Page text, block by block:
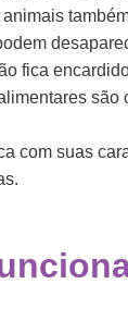
fica
são
com suas